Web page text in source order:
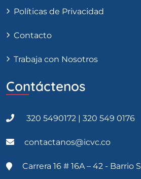
Políticas de Privacidad
Contacto
Trabaja con Nosotros
Contáctenos
320 5490172 | 320 549 0176
contactanos@icvc.co
Carrera 16 # 16A – 42 - Barrio